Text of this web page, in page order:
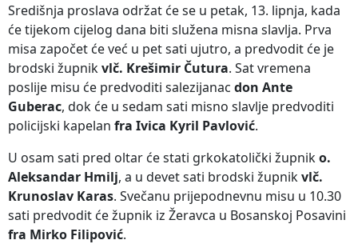
Središnja proslava održat će se u petak, 13. lipnja, kada
će tijekom cijelog dana biti služena misna slavlja. Prva
misa započet će već u pet sati ujutro, a predvodit će je
brodski župnikvlč. Krešimir Čutura. Sat vremena
poslije misu će predvoditi salezijanac don Ante
Guberac, dok će u sedam sati misno slavlje predvoditi
policijski kapelan fra Ivica Kyril Pavlović.
U osam sati pred oltar će stati grkokatolički župniko.
Aleksandar Hmilj, a u devet sati brodski župnikvlč.
Krunoslav Karas. Svečanu prijepodnevnu misu u 10.30
sati predvodit će župnik iz Žeravca u Bosanskoj Posavini
fra Mirko Filipović.